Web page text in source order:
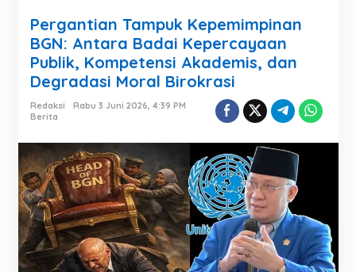
Pergantian Tampuk Kepemimpinan
BGN: Antara Badai Kepercayaan
Publik, Kompetensi Akademis, dan
Degradasi Moral Birokrasi
Redaksi
Rabu 3 Juni 2026, 4:39 PM
Berita